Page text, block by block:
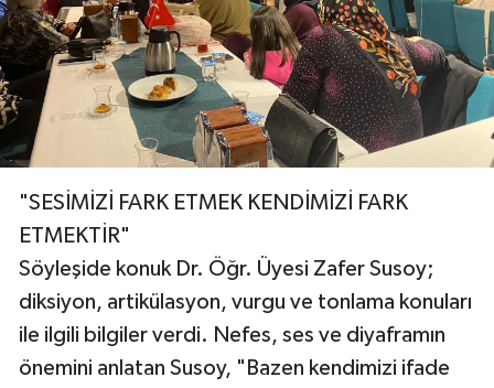
"SESİMİZİ FARK ETMEK KENDİMİZİ FARK
ETMEKTİR"
Söyleşide konuk Dr. Öğr. Üyesi Zafer Susoy;
diksiyon, artikülasyon, vurgu ve tonlama konuları
ile ilgili bilgiler verdi. Nefes, ses ve diyaframın
önemini anlatan Susoy, "Bazen kendimizi ifade